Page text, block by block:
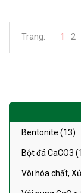
Trang: 1 2
Bentonite (13)
Bột đá CaCO3
Vôi hóa chất,